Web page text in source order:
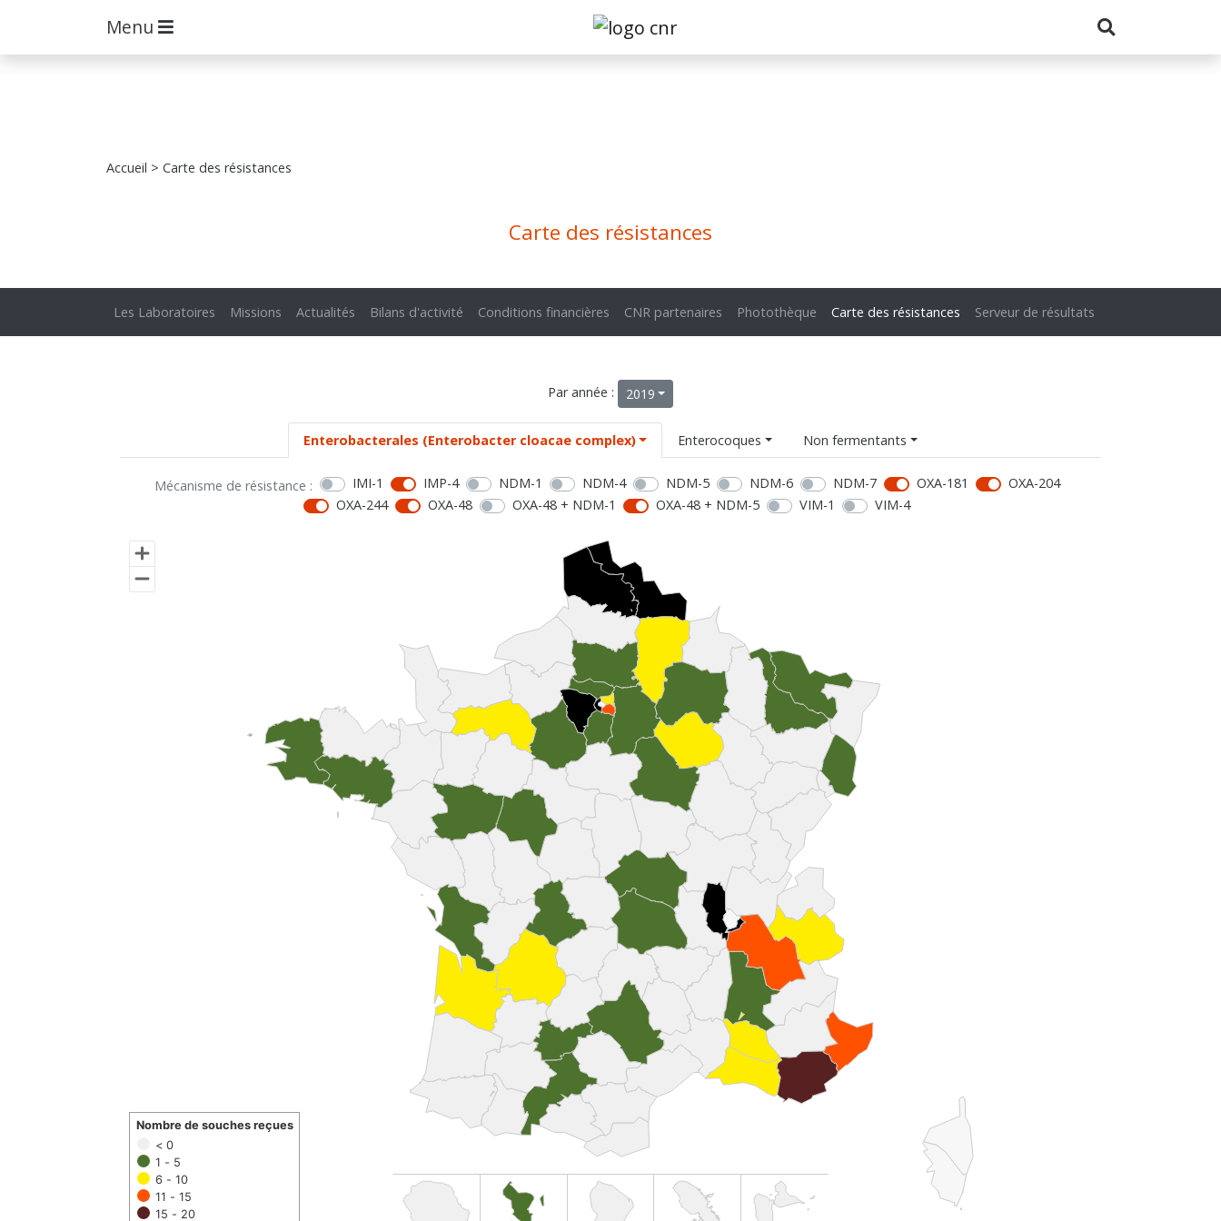
Menu
Accueil > Carte des résistances
Carte des résistances
Les Laboratoires Missions Actualités Bilans d'activité Conditions financières CNR partenaires Photothèque Carte des résistances Serveur de résultats
Par année : 2019
Enterobacterales (Enterobacter cloacae complex) Enterocoques Non fermentants
Mécanisme de résistance : IMI-1 IMP-4 NDM-1 NDM-4 NDM-5 NDM-6 NDM-7 OXA-181
OXA-204
OXA-244
OXA-48 OXA-48 + NDM-1 OXA-48 + NDM-5 VIM-1 VIM-4
< 0
1 - 5
6 - 10
11 - 15
15 - 20
Nombre de souches reçues